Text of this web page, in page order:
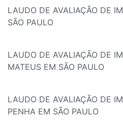
LAUDO DE AVALIAÇÃO DE
SÃO PAULO
LAUDO DE AVALIAÇÃO DE
MATEUS EM SÃO PAULO
LAUDO DE AVALIAÇÃO DE
PENHA EM SÃO PAULO